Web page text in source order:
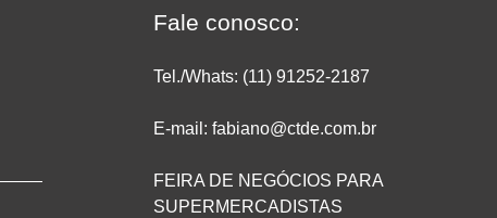
Fale conosco:
Tel./Whats: (11) 91252-2187
E-mail: fabiano@ctde.com.br
FEIRA DE NEGÓCIOS PARA
SUPERMERCADISTAS